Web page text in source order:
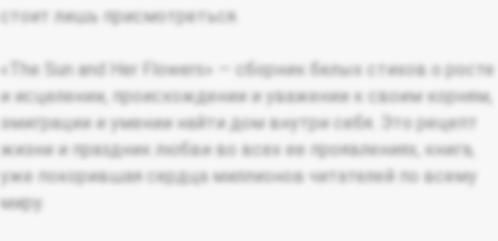
стоит лишь присмотреться.
«The Sun and Her Flowers» — сборник белых стихов о росте
и исцелении, происхождении и уважении к своим корням,
эмиграции и умении найти дом внутри себя. Это рецепт
жизни и праздник любви во всех ее проявлениях, книга,
уже покорившая сердца миллионов читателей по всему
миру.